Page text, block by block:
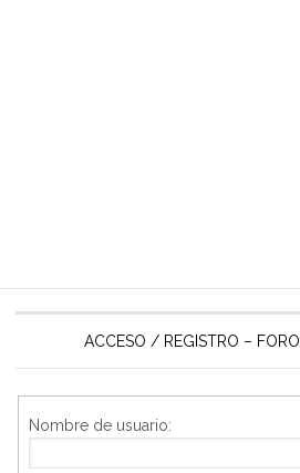
ACCESO / REGISTRO – FORO
Nombre de usuario: